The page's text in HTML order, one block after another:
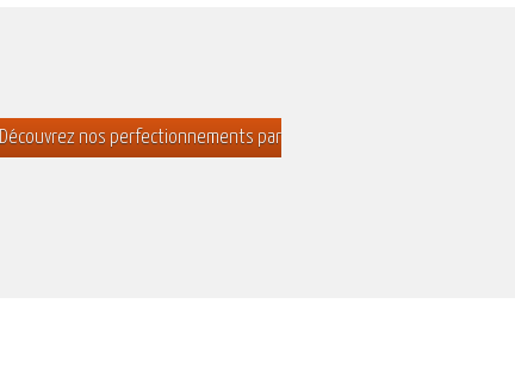
Découvrez nos perfectionnements par